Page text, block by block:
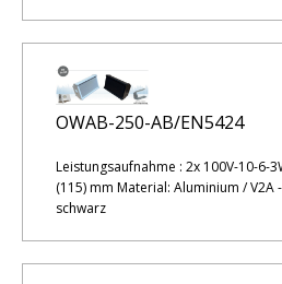
OWAB-250-AB/EN5424
Leistungsaufnahme : 2x 100V-10-6-
(115) mm Material: Aluminium / V2A
schwarz